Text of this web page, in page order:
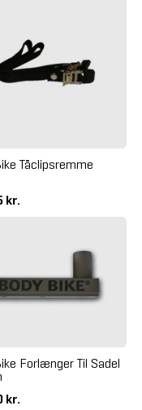
Tåclipsremme
kr.
Forlænger Til Sadel
kr.